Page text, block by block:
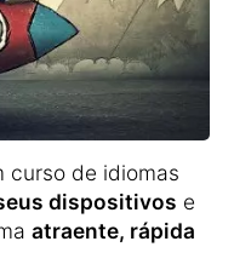
curso de idiomas
dispositivos e
atraente, rápida